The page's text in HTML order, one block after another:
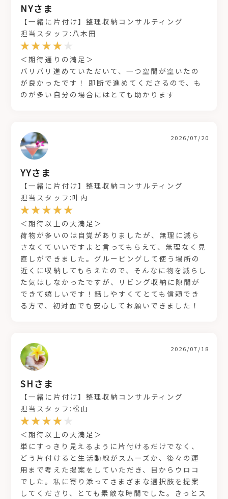
NYさま
【一緒に片付け】整理収納コンサルティング
担当スタッフ:八木田
＜期待通りの満足＞
バリバリ進めていただいて、一つ空間が空いたの
が良かったです！ 即断で進めてくださるので、も
のが多い自分の場合にはとても助かります
YYさま
2026/07/20
【一緒に片付け】整理収納コンサルティング
担当スタッフ:叶内
＜期待以上の大満足＞
荷物が多いのは自覚がありましたが、無理に減ら
さなくていいですよと言ってもらえて、無理なく見
直しができました。グルーピングして使う場所の
近くに収納してもらえたので、そんなに物を減らし
た気はしなかったですが、リビング収納に隙間が
できて嬉しいです！話しやすくてとても信頼でき
る方で、初対面でも安心してお願いできました！
SHさま
2026/07/18
【一緒に片付け】整理収納コンサルティング
担当スタッフ:松山
＜期待以上の大満足＞
単にすっきり見えるように片付けるだけでなく、
どう片付けると生活動線がスムーズか、後々の運
用まで考えた提案をしていただき、目からウロコ
でした。私に寄り添ってさまざまな選択肢を提案
してくださり、とても素敵な時間でした。きっとス